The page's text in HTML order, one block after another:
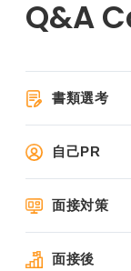
書類選考
自己PR
面接対策
面接後